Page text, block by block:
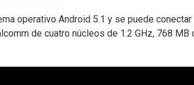
operativo Android 5.1 y se puede
de cuatro núcleos de 1.2 GHz, 768